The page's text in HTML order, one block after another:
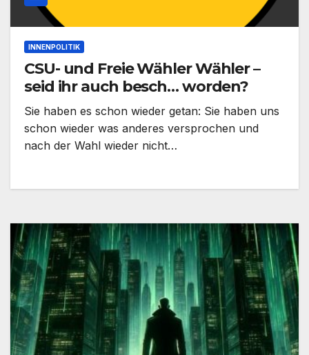
INNENPOLITIK
CSU- und Freie Wähler Wähler –
seid ihr auch besch… worden?
Sie haben es schon wieder getan: Sie haben uns
schon wieder was anderes versprochen und
nach der Wahl wieder nicht…